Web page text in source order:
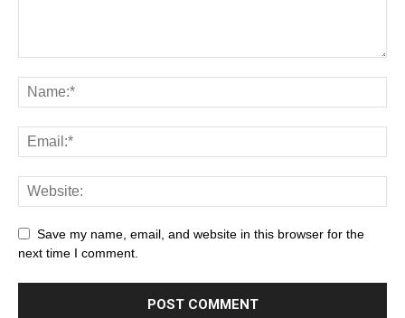
Save my name, email, and website in this browser for the
next time I comment.